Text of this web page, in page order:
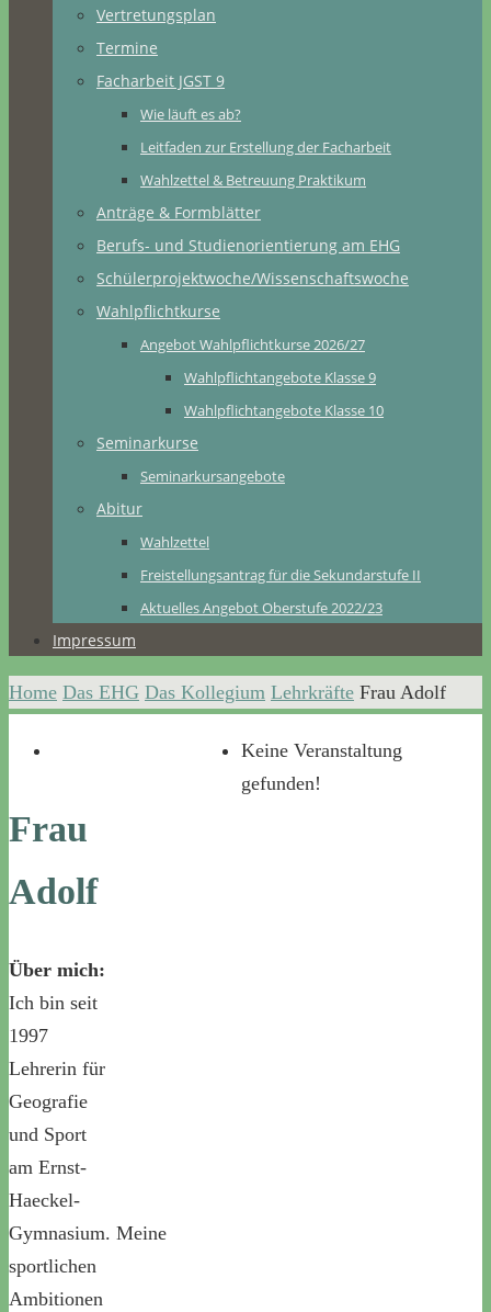
Vertretungsplan
Termine
Facharbeit JGST 9
Wie läuft es ab?
Leitfaden zur Erstellung der Facharbeit
Wahlzettel & Betreuung Praktikum
Anträge & Formblätter
Berufs- und Studienorientierung am EHG
Schülerprojektwoche/Wissenschaftswoche
Wahlpflichtkurse
Angebot Wahlpflichtkurse 2026/27
Wahlpflichtangebote Klasse 9
Wahlpflichtangebote Klasse 10
Seminarkurse
Seminarkursangebote
Abitur
Wahlzettel
Freistellungsantrag für die Sekundarstufe II
Aktuelles Angebot Oberstufe 2022/23
Impressum
Home Das EHG Das Kollegium Lehrkräfte Frau Adolf
Frau
Adolf
Über mich:
Ich bin seit
1997
Lehrerin für
Geografie
und Sport
am Ernst-
Haeckel-
Gymnasium. Meine
sportlichen
Ambitionen
Keine Veranstaltung
gefunden!